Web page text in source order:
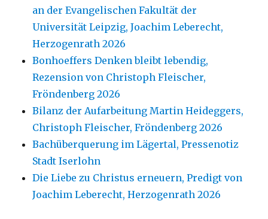
an der Evangelischen Fakultät der
Universität Leipzig, Joachim Leberecht,
Herzogenrath 2026
Bonhoeffers Denken bleibt lebendig,
Rezension von Christoph Fleischer,
Fröndenberg 2026
Bilanz der Aufarbeitung Martin Heideggers,
Christoph Fleischer, Fröndenberg 2026
Bachüberquerung im Lägertal, Pressenotiz
Stadt Iserlohn
Die Liebe zu Christus erneuern, Predigt von
Joachim Leberecht, Herzogenrath 2026